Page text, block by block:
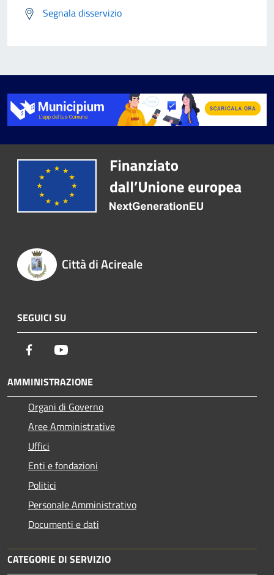
Segnala disservizio
Città di Acireale
SEGUICI SU
Facebook
AMMINISTRAZIONE
Organi di Governo
Aree Amministrative
Uffici
Enti e fondazioni
Politici
Personale Amministrativo
Documenti e dati
CATEGORIE DI SERVIZIO